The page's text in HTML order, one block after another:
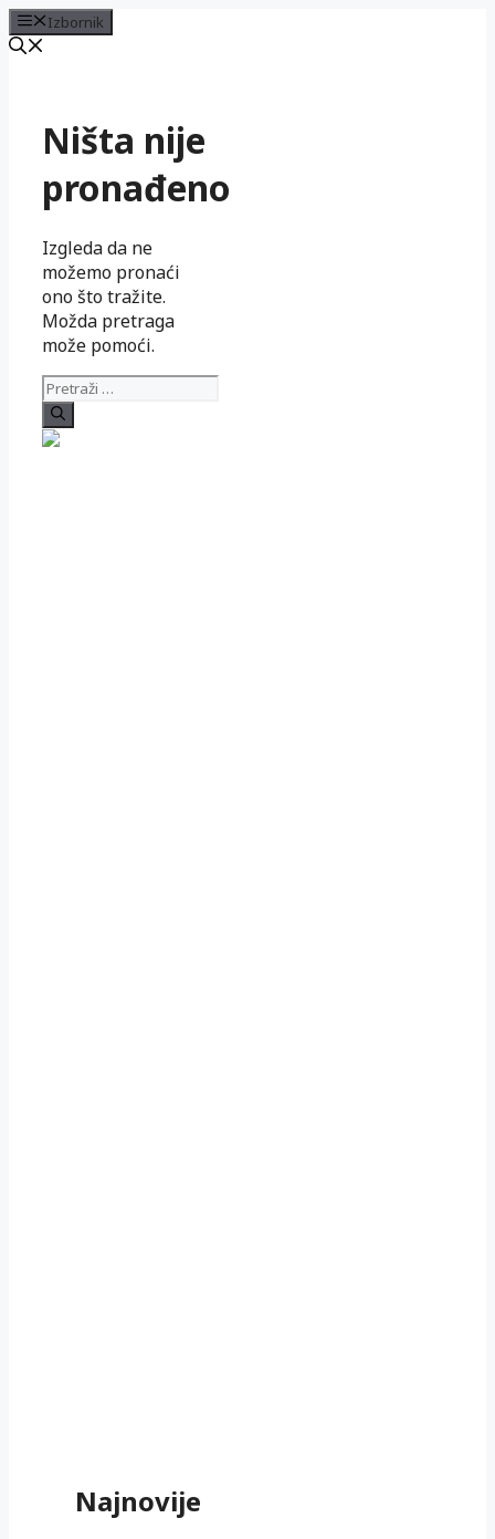
Izbornik
Ništa nije
pronađeno
Izgleda da ne
možemo pronaći
ono što tražite.
Možda pretraga
može pomoći.
Pretraži:
Najnovije